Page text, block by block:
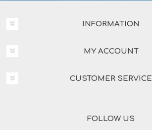
INFORMATION
MY ACCOUNT
CUSTOMER SERVICE
FOLLOW US